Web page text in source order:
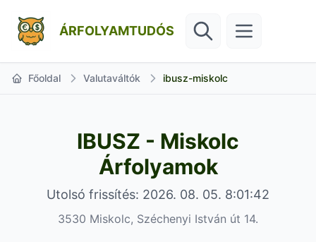
ÁRFOLYAMTUDÓS
Főoldal Valutaváltók ibusz-miskolc
IBUSZ - Miskolc
Árfolyamok
Utolsó frissítés: 2026. 08. 05. 8:01:42
3530 Miskolc, Széchenyi István út 14.